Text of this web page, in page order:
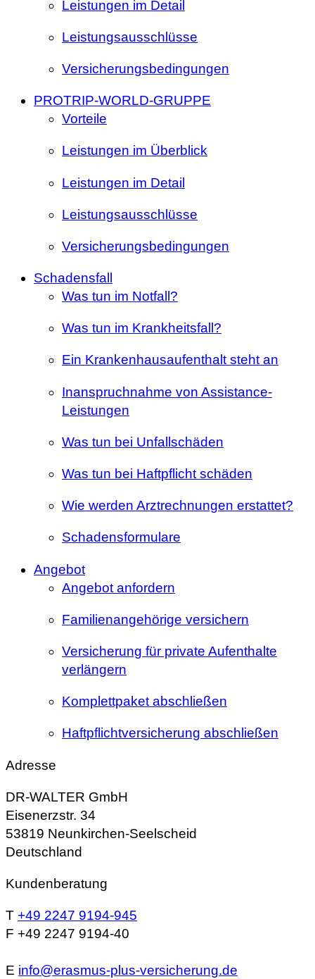
Leistungen im Detail
Leistungsausschlüsse
Versicherungsbedingungen
PROTRIP-WORLD-GRUPPE
Vorteile
Leistungen im Überblick
Leistungen im Detail
Leistungsausschlüsse
Versicherungsbedingungen
Schadensfall
Was tun im Notfall?
Was tun im Krankheitsfall?
Ein Krankenhausaufenthalt steht an
Inanspruchnahme von Assistance-
Leistungen
Was tun bei Unfallschäden
Was tun bei Haftpflicht schäden
Wie werden Arztrechnungen erstattet?
Schadensformulare
Angebot
Angebot anfordern
Familienangehörige versichern
Versicherung für private Aufenthalte
verlängern
Komplettpaket abschließen
Haftpflichtversicherung abschließen
Adresse
DR-WALTER GmbH
Eisenerzstr. 34
53819 Neunkirchen-Seelscheid
Deutschland
Kundenberatung
T +49 2247 9194-945
F +49 2247 9194-40
E info@erasmus-plus-versicherung.de